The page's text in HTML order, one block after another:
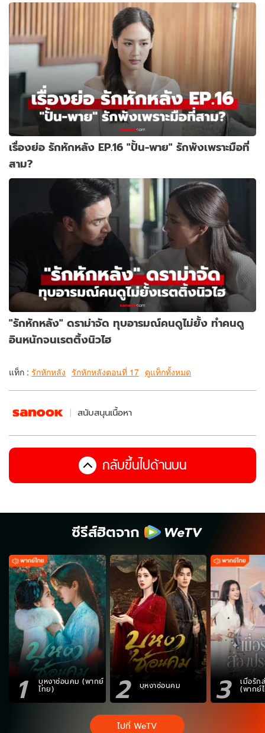
เรื่องย่อ รักหักหลัง EP.16 "ปั้น-พาย" รักพังเพราะมือที่
สาม?
"รักหักหลัง" ดราม่าจัด ทุบอารมณ์คนดูไม่ยั้ง ทำคนดู
อินหนักจนเรตติ้งนิวไฮ
แท็ก : รักหักหลัง รักหักหลังตอนที่ 17 ดูแท็กทั้งหมด
สนับสนุนเนื้อหา
กลับขึ้นไปด้านบน
ซีรีส์ฮิตจาก
1 บุหงาซ่อนคม (พากย์
ไทย) 2 บุหงาซ่อนคม 3 เมื่อรัก
(พากย์
ไปที่ WeTV